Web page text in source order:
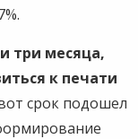
три месяца,
к печати
срок подошел